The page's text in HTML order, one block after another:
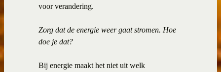
voor verandering.
Zorg dat de energie weer gaat stromen. Hoe
doe je dat?
Bij energie maakt het niet uit welk